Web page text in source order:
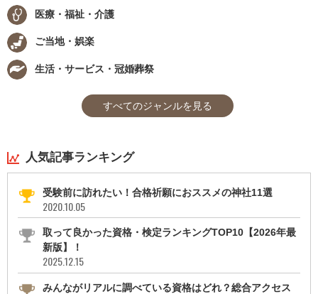
医療・福祉・介護
ご当地・娯楽
生活・サービス・冠婚葬祭
すべてのジャンルを見る
人気記事ランキング
受験前に訪れたい！合格祈願におススメの神社11選
2020.10.05
取って良かった資格・検定ランキングTOP10【2026年最
新版】！
2025.12.15
みんながリアルに調べている資格はどれ？総合アクセス